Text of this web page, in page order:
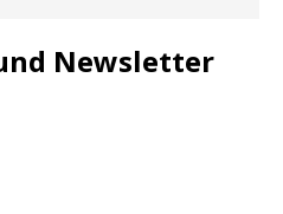
Newsletter